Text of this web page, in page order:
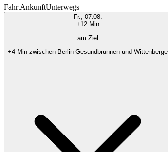
FahrtAnkunftUnterwegs
Fr., 07.08.
+12 Min
am Ziel
+4 Min zwischen Berlin Gesundbrunnen und Wittenberge